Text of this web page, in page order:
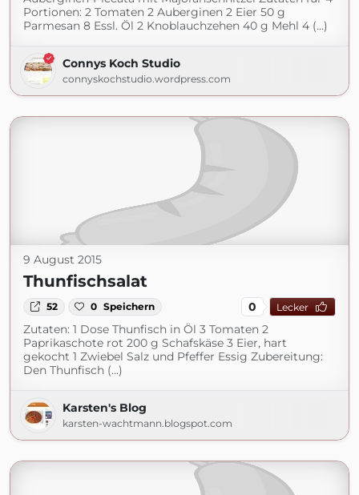
Portionen: 2 Tomaten 2 Auberginen 2 Eier 50 g
Parmesan 8 Essl. Öl 2 Knoblauchzehen 40 g Mehl 4 (...)
Connys Koch Studio
connyskochstudio.wordpress.com
9 August 2015
Thunfischsalat
52 0 Speichern 0 Lecker
Zutaten: 1 Dose Thunfisch in Öl 3 Tomaten 2
Paprikaschote rot 200 g Schafskäse 3 Eier, hart
gekocht 1 Zwiebel Salz und Pfeffer Essig Zubereitung:
Den Thunfisch (...)
Karsten's Blog
karsten-wachtmann.blogspot.com